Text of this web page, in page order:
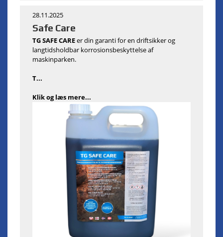
28.11.2025
Safe Care
TG SAFE CAREer din garanti for en driftsikker og
langtidsholdbar korrosionsbeskyttelse af
maskinparken.
T...
Klik og læs mere...